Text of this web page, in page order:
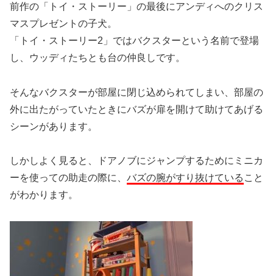
前作の「トイ・ストーリー」の最後にアンディへのクリス
マスプレゼントの子犬。
「トイ・ストーリー2」ではバクスターという名前で登場
し、ウッディたちとも台の仲良しです。
そんなバクスターが部屋に閉じ込められてしまい、部屋の
外に出たがっていたときにバズが扉を開けて助けてあげる
シーンがあります。
しかしよく見ると、ドアノブにジャンプするためにミニカ
ーを使っての助走の際に、 バズの腕がすり抜けている こと
がわかります。